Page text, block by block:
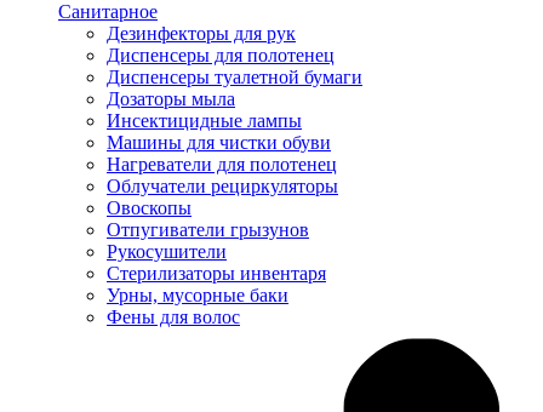
Санитарное
Дезинфекторы для рук
Диспенсеры для полотенец
Диспенсеры туалетной бумаги
Дозаторы мыла
Инсектицидные лампы
Машины для чистки обуви
Нагреватели для полотенец
Облучатели рециркуляторы
Овоскопы
Отпугиватели грызунов
Рукосушители
Стерилизаторы инвентаря
Урны, мусорные баки
Фены для волос